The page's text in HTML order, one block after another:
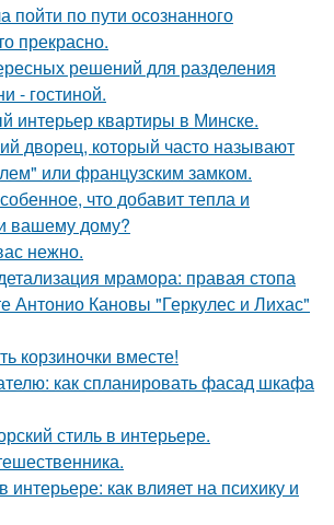
пойти по пути осознанного
прекрасно.
решений для разделения
- гостиной.
интерьер квартиры в Минске.
дворец, который часто называют
или французским замком.
что добавит тепла и
вашему дому?
нежно.
мрамора: правая стопа
Антонио Кановы "Геркулес и Лихас"
корзиночки вместе!
как спланировать фасад шкафа
стиль в интерьере.
интерьере: как влияет на психику и